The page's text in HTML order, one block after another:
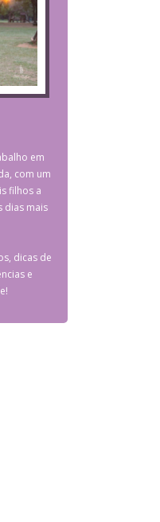
em
com um
filhos a
dias mais
dicas de
e